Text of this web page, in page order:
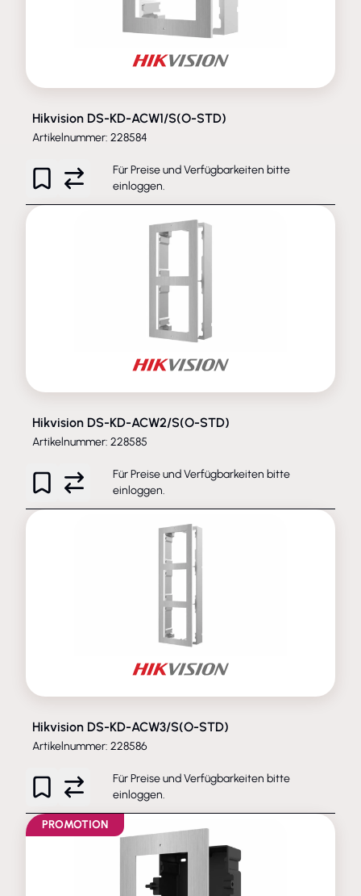
Hikvision DS-KD-ACW1/S(O-STD)
Artikelnummer: 228584
Für Preise und Verfügbarkeiten bitte
einloggen.
Hikvision DS-KD-ACW2/S(O-STD)
Artikelnummer: 228585
Für Preise und Verfügbarkeiten bitte
einloggen.
Hikvision DS-KD-ACW3/S(O-STD)
Artikelnummer: 228586
Für Preise und Verfügbarkeiten bitte
einloggen.
PROMOTION